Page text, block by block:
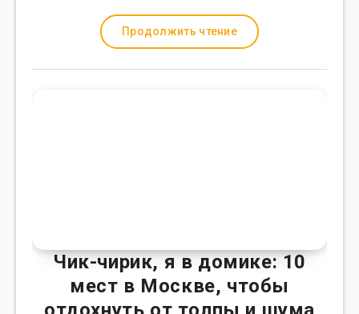
Продолжить чтение
Чик-чирик, я в домике: 10
мест в Москве, чтобы